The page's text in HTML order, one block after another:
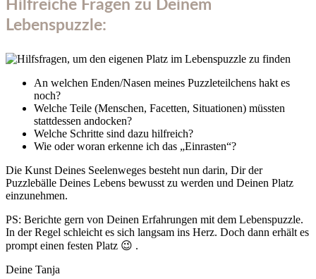
Hilfreiche Fragen zu Deinem
Lebenspuzzle:
An welchen Enden/Nasen meines Puzzleteilchens hakt es
noch?
Welche Teile (Menschen, Facetten, Situationen) müssten
stattdessen andocken?
Welche Schritte sind dazu hilfreich?
Wie oder woran erkenne ich das „Einrasten“?
Die Kunst Deines Seelenweges besteht nun darin, Dir der
Puzzlebälle Deines Lebens bewusst zu werden und Deinen Platz
einzunehmen.
PS: Berichte gern von Deinen Erfahrungen mit dem Lebenspuzzle.
In der Regel schleicht es sich langsam ins Herz. Doch dann erhält es
prompt einen festen Platz 😉 .
Deine Tanja